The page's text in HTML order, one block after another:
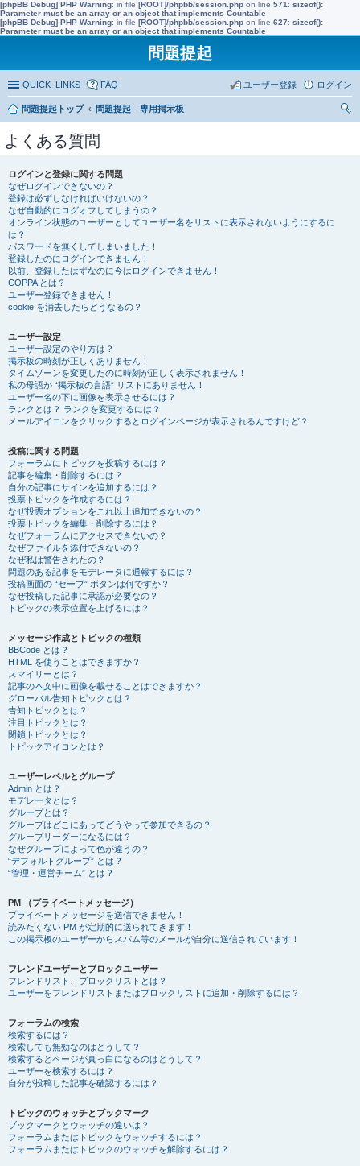
[phpBB Debug] PHP Warning: in file [ROOT]/phpbb/session.php on line 571 : sizeof():
Parameter must be an array or an object that implements Countable
[phpBB Debug] PHP Warning: in file [ROOT]/phpbb/session.php on line 627: sizeof():
Parameter must be an array or an object that implements Countable
問題提起
QUICK_LINKS FAQ ログイン
ユーザー登録
問題提起トップ
問題提起 専用掲示板
よくある質問
ログインと登録に関する問題
なぜログインできないの？
登録は必ずしなければいけないの？
なぜ自動的にログオフしてしまうの？
オンライン状態のユーザーとしてユーザー名をリストに表示されないようにするに
は？
パスワードを無くしてしまいました！
登録したのにログインできません！
以前、登録したはずなのに今はログインできません！
COPPA とは？
ユーザー登録できません！
cookie を消去したらどうなるの？
ユーザー設定
ユーザー設定のやり方は？
掲示板の時刻が正しくありません！
タイムゾーンを変更したのに時刻が正しく表示されません！
私の母語が “掲示板の言語” リストにありません！
ユーザー名の下に画像を表示させるには？
ランクとは？ ランクを変更するには？
メールアイコンをクリックするとログインページが表示されるんですけど？
投稿に関する問題
フォーラムにトピックを投稿するには？
記事を編集・削除するには？
自分の記事にサインを追加するには？
投票トピックを作成するには？
なぜ投票オプションをこれ以上追加できないの？
投票トピックを編集・削除するには？
なぜフォーラムにアクセスできないの？
なぜファイルを添付できないの？
なぜ私は警告されたの？
問題のある記事をモデレータに通報するには？
投稿画面の “セーブ” ボタンは何ですか？
なぜ投稿した記事に承認が必要なの？
トピックの表示位置を上げるには？
メッセージ作成とトピックの種類
BBCode とは？
HTML を使うことはできますか？
スマイリーとは？
記事の本文中に画像を載せることはできますか？
グローバル告知トピックとは？
告知トピックとは？
注目トピックとは？
閉鎖トピックとは？
トピックアイコンとは？
ユーザーレベルとグループ
Admin とは？
モデレータとは？
グループとは？
グループはどこにあってどうやって参加できるの？
グループリーダーになるには？
なぜグループによって色が違うの？
“デフォルトグループ” とは？
“管理・運営チーム” とは？
PM （プライベートメッセージ）
プライベートメッセージを送信できません！
読みたくない PM が定期的に送られてきます！
この掲示板のユーザーからスパム等のメールが自分に送信されています！
フレンドユーザーとブロックユーザー
フレンドリスト、ブロックリストとは？
ユーザーをフレンドリストまたはブロックリストに追加・削除するには？
フォーラムの検索
検索するには？
検索しても無効なのはどうして？
検索するとページが真っ白になるのはどうして？
ユーザーを検索するには？
自分が投稿した記事を確認するには？
トピックのウォッチとブックマーク
ブックマークとウォッチの違いは？
フォーラムまたはトピックをウォッチするには？
フォーラムまたはトピックのウォッチを解除するには？